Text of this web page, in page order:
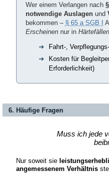
Wer einem Verlangen nach
notwendige Auslagenund
bekommen – § 65 a SGB I
Erscheinennur in Härtefällen
Fahrt-,
Kosten für
Erforderlichkeit)
6. Häufige Fragen
Muss ich jede
Nur soweit sie
angemessenem Verhältnis